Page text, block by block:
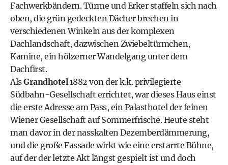
Fachwerkbändern. Türme und Erker staffeln sich nach
oben, die grün gedeckten Dächer brechen in
verschiedenen Winkeln aus der komplexen
Dachlandschaft, dazwischen Zwiebeltürmchen,
Kamine, ein hölzerner Wandelgang unter dem
Dachfirst.
AlsGrandhotel1882 von der k.k. privilegierte
Südbahn-Gesellschaft errichtet, war dieses Haus einst
die erste Adresse am Pass, ein Palasthotel der feinen
Wiener Gesellschaft auf Sommerfrische. Heute steht
man davor in der nasskalten Dezemberdämmerung,
und die große Fassade wirkt wie eine erstarrte Bühne,
auf der der letzte Akt längst gespielt ist und doch